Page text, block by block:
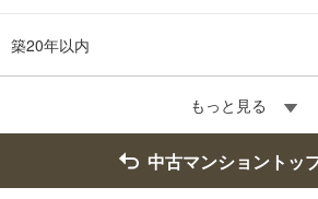
築20年以内
もっと見る
中古マンショントッ